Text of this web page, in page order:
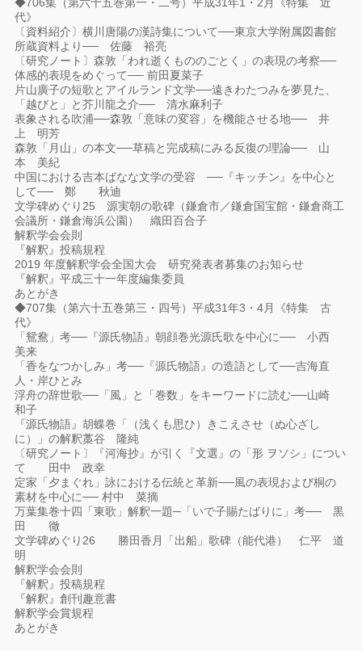
◆706集（第六十五巻第一・二号）平成31年1・2月《特集 近
代》
〔資料紹介〕横川唐陽の漢詩集について──東京大学附属図書館
所蔵資料より── 佐藤 裕亮
〔研究ノート〕森敦「われ逝くもののごとく」の表現の考察──
体感的表現をめぐって── 前田夏菜子
片山廣子の短歌とアイルランド文学──遠きわたつみを夢見た、
「越びと」と芥川龍之介── 清水麻利子
表象される吹浦──森敦「意味の変容」を機能させる地── 井
上 明芳
森敦「月山」の本文──草稿と完成稿にみる反復の理論── 山
本 美紀
中国における吉本ばなな文学の受容 ──『キッチン』を中心と
して── 鄭 秋迪
文学碑めぐり25 源実朝の歌碑（鎌倉市／鎌倉国宝館・鎌倉商工
会議所・鎌倉海浜公園） 織田百合子
解釈学会会則
『解釈』投稿規程
2019 年度解釈学会全国大会 研究発表者募集のお知らせ
『解釈』平成三十一年度編集委員
あとがき
◆707集（第六十五巻第三・四号）平成31年3・4月《特集 古
代》
「鴛鴦」考──『源氏物語』朝顔巻光源氏歌を中心に── 小西
美来
「香をなつかしみ」考──『源氏物語』の造語として──吉海直
人・岸ひとみ
浮舟の辞世歌──「風」と「巻数」をキーワードに読む──山崎
和子
『源氏物語』胡蝶巻「（浅くも思ひ）きこえさせ（ぬ心ざし
に）」の解釈藁谷 隆純
〔研究ノート〕『河海抄』が引く『文選』の「形 ヲソシ」につい
て 田中 政幸
定家「夕まぐれ」詠における伝統と革新──風の表現および桐の
素材を中心に── 村中 菜摘
万葉集巻十四「東歌」解釈一題─「いで子賜たばりに」考── 黒
田 徹
文学碑めぐり26 勝田香月「出船」歌碑（能代港） 仁平 道
明
解釈学会会則
『解釈』投稿規程
『解釈』創刊趣意書
解釈学会賞規程
あとがき